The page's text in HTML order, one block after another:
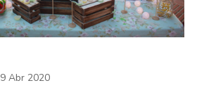
9 Abr 2020